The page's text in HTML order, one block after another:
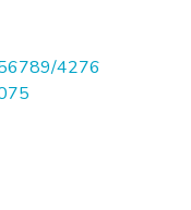
4276